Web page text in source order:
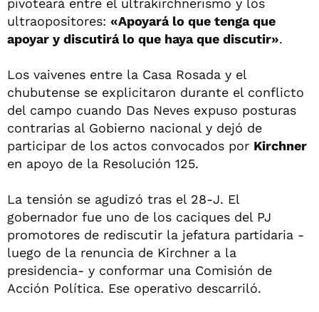
pivoteará entre el ultrakirchnerismo y los
ultraopositores: «Apoyará lo que tenga que
apoyar y discutirá lo que haya que discutir».
Los vaivenes entre la Casa Rosada y el
chubutense se explicitaron durante el conflicto
del campo cuando Das Neves expuso posturas
contrarias al Gobierno nacional y dejó de
participar de los actos convocados por Kirchner
en apoyo de la Resolución 125.
La tensión se agudizó tras el 28-J. El
gobernador fue uno de los caciques del PJ
promotores de rediscutir la jefatura partidaria -
luego de la renuncia de Kirchner a la
presidencia- y conformar una Comisión de
Acción Política. Ese operativo descarriló.